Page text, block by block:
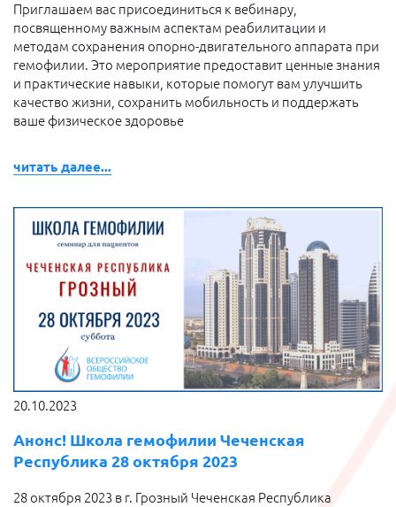
Приглашаем вас присоединиться к вебинару,
посвященному важным аспектам реабилитации и
методам сохранения опорно-двигательного аппарата при
гемофилии. Это мероприятие предоставит ценные знания
и практические навыки, которые помогут вам улучшить
качество жизни, сохранить мобильность и поддержать
ваше физическое здоровье
читать далее...
20.10.2023
Анонс! Школа гемофилии Чеченская
Республика 28 октября 2023
28 октября 2023 в г. Грозный Чеченская Республика